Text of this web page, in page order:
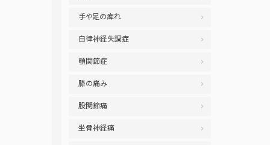
手や足の痺れ
自律神経失調症
顎関節症
膝の痛み
股関節痛
坐骨神経痛